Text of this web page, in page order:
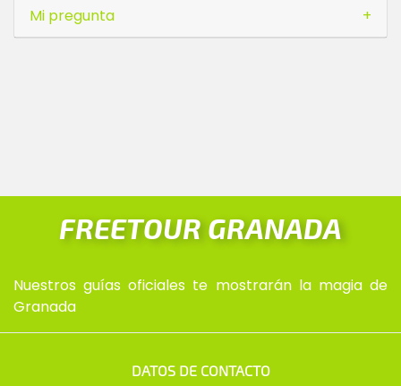
Mi pregunta
FREETOUR GRANADA
Nuestros guías oficiales te mostrarán la magia de
Granada
DATOS DE CONTACTO